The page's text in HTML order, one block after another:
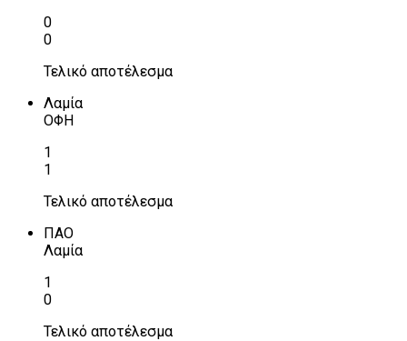
0
0
Τελικό αποτέλεσμα
Λαμία
ΟΦΗ
1
1
Τελικό αποτέλεσμα
ΠΑΟ
Λαμία
1
0
Τελικό αποτέλεσμα